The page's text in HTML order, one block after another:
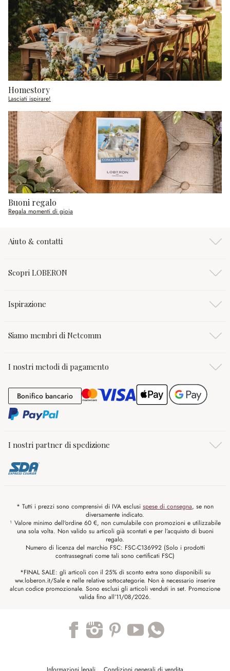
Homestory
Lasciati ispirare!
Buoni regalo
Regala momenti di gioia
Aiuto & contatti
Scopri LOBERON
Ispirazione
Siamo membri di Netcomm
I nostri metodi di pagamento
Bonifico bancarioBonifico bancario
I nostri partner di spedizione
* Tutti i prezzi sono comprensivi di IVA esclusi spese di consegna, se non
diversamente indicato.
¹ Valore minimo dell'ordine 60 €, non cumulabile con promozioni e utilizzabile
una sola volta. Non valido su articoli già scontati e per l’acquisto di buoni
regalo.
Numero di licenza del marchio FSC: FSC-C136992 (Solo i prodotti
contrassegnati come tali sono certificati FSC)
*FINAL SALE: gli articoli con il 25% di sconto extra sono disponibili su
ww.loberon.it/Sale e nelle relative sottocategorie. Non è necessario inserire
alcun codice promozionale. Sono esclusi gli articoli venduti in set. Promozione
valida fino all’11/08/2026.